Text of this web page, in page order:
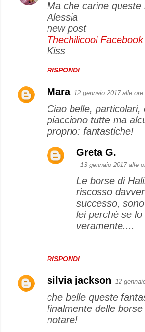
Ma che carine queste
Alessia
new post
Thechilicool Facebook
Kiss
RISPONDI
Mara 12 gennaio 2017 alle ore
Ciao belle, particolari,
piacciono tutte ma
proprio: fantastiche!
RISPONDI
Greta G.
13 gennaio 2017 alle
Le borse di
riscosso
successo,
lei perchè se lo
veramente....
silvia jackson 12
che belle queste
finalmente delle
notare!